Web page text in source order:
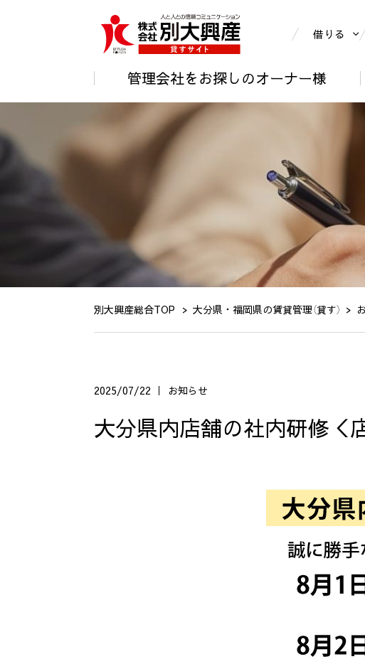
借りる
管理会社をお探しのオーナー様
別大興産総合TOP 大分県・福岡県の賃貸管理（貸す）
2025/07/22 お知らせ
大分県内店舗の社内研修＜